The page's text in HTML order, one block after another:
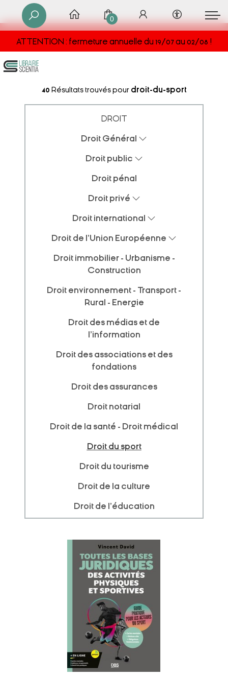
ATTENTION : fermeture annuelle du 19/07 au 02/08 !
0
40 Résultats trouvés pour droit-du-sport
DROIT
Droit Général
Droit public
Droit pénal
Droit privé
Droit international
Droit de l'Union Européenne
Droit immobilier - Urbanisme -
Construction
Droit environnement - Transport -
Rural - Energie
Droit des médias et de
l'information
Droit des associations et des
fondations
Droit des assurances
Droit notarial
Droit de la santé - Droit médical
Droit du sport
Droit du tourisme
Droit de la culture
Droit de l'éducation